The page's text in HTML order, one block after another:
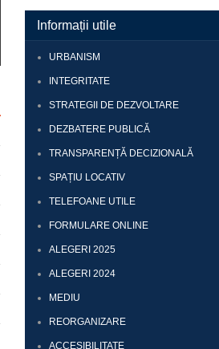
Informații utile
URBANISM
INTEGRITATE
STRATEGII DE DEZVOLTARE
DEZBATERE PUBLICĂ
TRANSPARENȚĂ DECIZIONALĂ
SPAȚIU LOCATIV
TELEFOANE UTILE
FORMULARE ONLINE
ALEGERI 2025
ALEGERI 2024
MEDIU
REORGANIZARE
ACCESIBILITATE